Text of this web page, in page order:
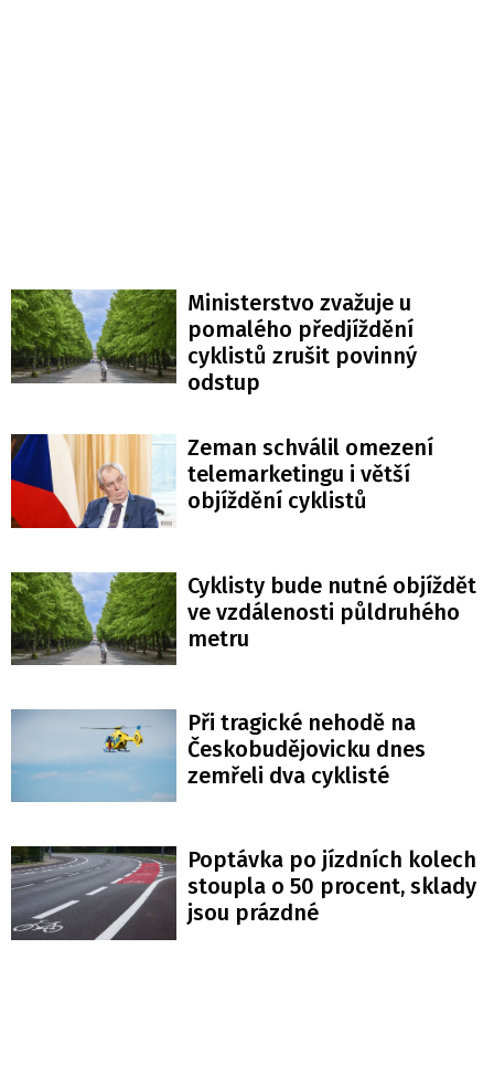
Ministerstvo zvažuje u
pomalého předjíždění
cyklistů zrušit povinný
odstup
Zeman schválil omezení
telemarketingu i větší
objíždění cyklistů
Cyklisty bude nutné objíždět
ve vzdálenosti půldruhého
metru
Při tragické nehodě na
Českobudějovicku dnes
zemřeli dva cyklisté
Poptávka po jízdních kolech
stoupla o 50 procent, sklady
jsou prázdné